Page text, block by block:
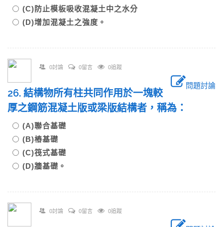
(C)防止模板吸收混凝土中之水分
(D)增加混凝土之強度。
0討論 0留言 0追蹤
問題討論
26. 結構物所有柱共同作用於一塊較
厚之鋼筋混凝土版或梁版結構者，稱為：
(A)聯合基礎
(B)樁基礎
(C)筏式基礎
(D)牆基礎。
0討論 0留言 0追蹤